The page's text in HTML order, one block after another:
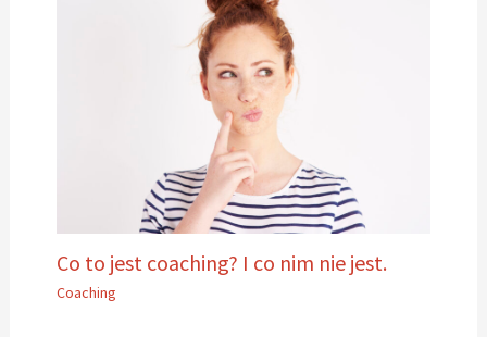
Co to jest coaching? I co nim nie jest.
Coaching